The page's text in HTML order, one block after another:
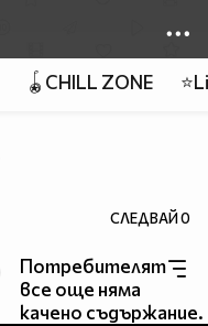
🪀CHILL ZONE
СЛЕДВАЙ0
Потребителят
все още няма
качено съдържание.